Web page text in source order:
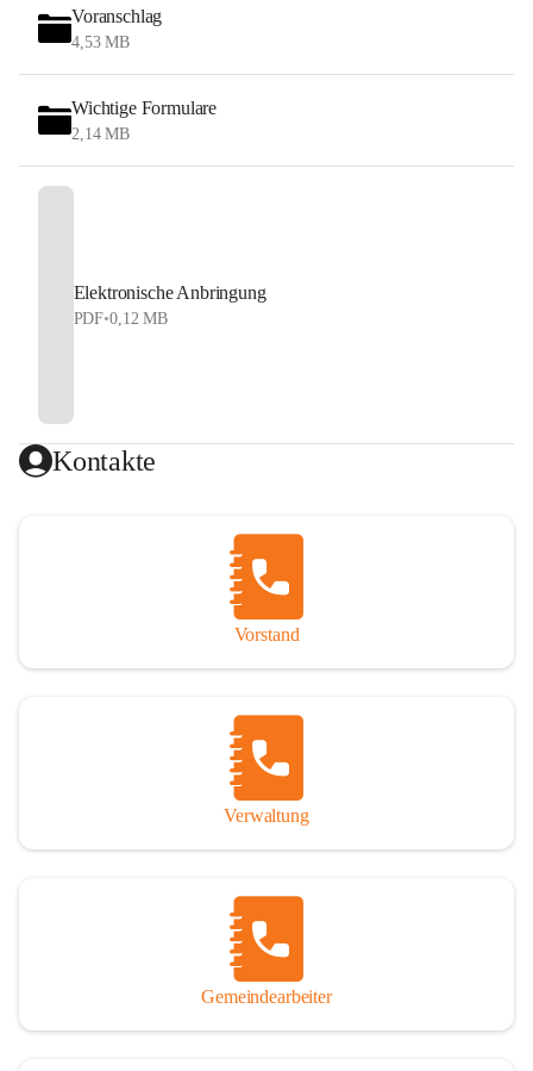
Voranschlag
4,53 MB
Wichtige Formulare
2,14 MB
Elektronische Anbringung
PDF•0,12 MB
Kontakte
Vorstand
Verwaltung
Gemeindearbeiter